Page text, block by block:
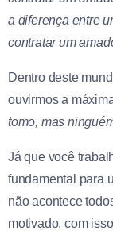
a diferença entre
contratar um
Dentro deste
ouvirmos a
tomo, mas
Já que você
fundamental para
não acontece
motivado, com